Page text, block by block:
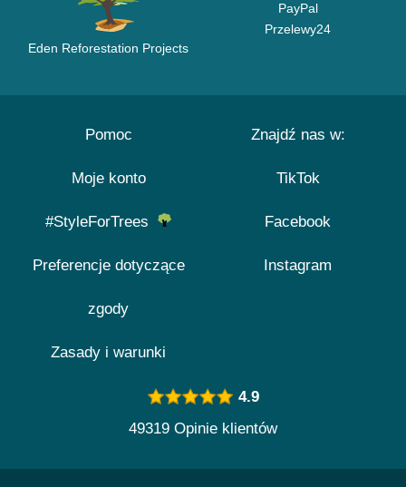
Eden Reforestation Projects
PayPal
Przelewy24
Pomoc
Moje konto
#StyleForTrees
Preferencje dotyczące
zgody
Zasady i warunki
Znajdź nas w:
TikTok
Facebook
Instagram
4.9
49319 Opinie klientów